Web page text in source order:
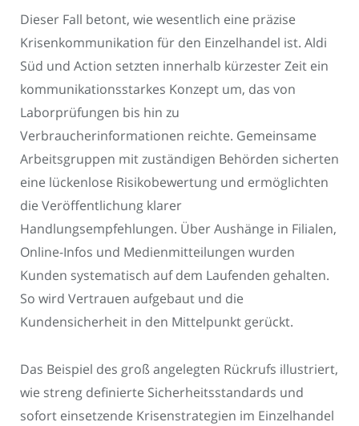
Dieser Fall betont, wie wesentlich eine präzise
Krisenkommunikation für den Einzelhandel ist. Aldi
Süd und Action setzten innerhalb kürzester Zeit ein
kommunikationsstarkes Konzept um, das von
Laborprüfungen bis hin zu
Verbraucherinformationen reichte. Gemeinsame
Arbeitsgruppen mit zuständigen Behörden sicherten
eine lückenlose Risikobewertung und ermöglichten
die Veröffentlichung klarer
Handlungsempfehlungen. Über Aushänge in Filialen,
Online-Infos und Medienmitteilungen wurden
Kunden systematisch auf dem Laufenden gehalten.
So wird Vertrauen aufgebaut und die
Kundensicherheit in den Mittelpunkt gerückt.
Das Beispiel des groß angelegten Rückrufs illustriert,
wie streng definierte Sicherheitsstandards und
sofort einsetzende Krisenstrategien im Einzelhandel